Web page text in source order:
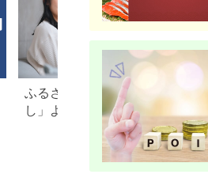
ふるさと納税「一人暮ら
し」よかったもの特集。お
すすめ返礼品を紹介